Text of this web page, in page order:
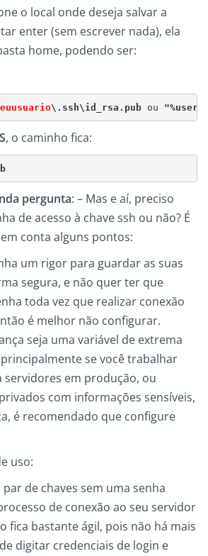
o local onde deseja salvar a
enter (sem escrever nada), ela
home, podendo ser:
\.ssh\id_rsa.pub ou
, o caminho fica:
pergunta: – Mas e aí, preciso
de acesso à chave ssh ou não? É
conta alguns pontos:
um rigor para guardar as suas
segura, e não quer ter que
toda vez que realizar conexão
é melhor não configurar.
seja uma variável de extrema
se você trabalhar
servidores em produção, ou
com informações sensíveis,
é recomendado que configure
uso:
par de chaves sem uma senha
de conexão ao seu servidor
fica bastante ágil, pois não há mais
digitar credenciais de login e